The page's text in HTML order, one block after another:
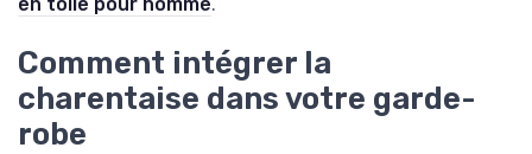
Comment intégrer la
charentaise dans votre garde-
robe